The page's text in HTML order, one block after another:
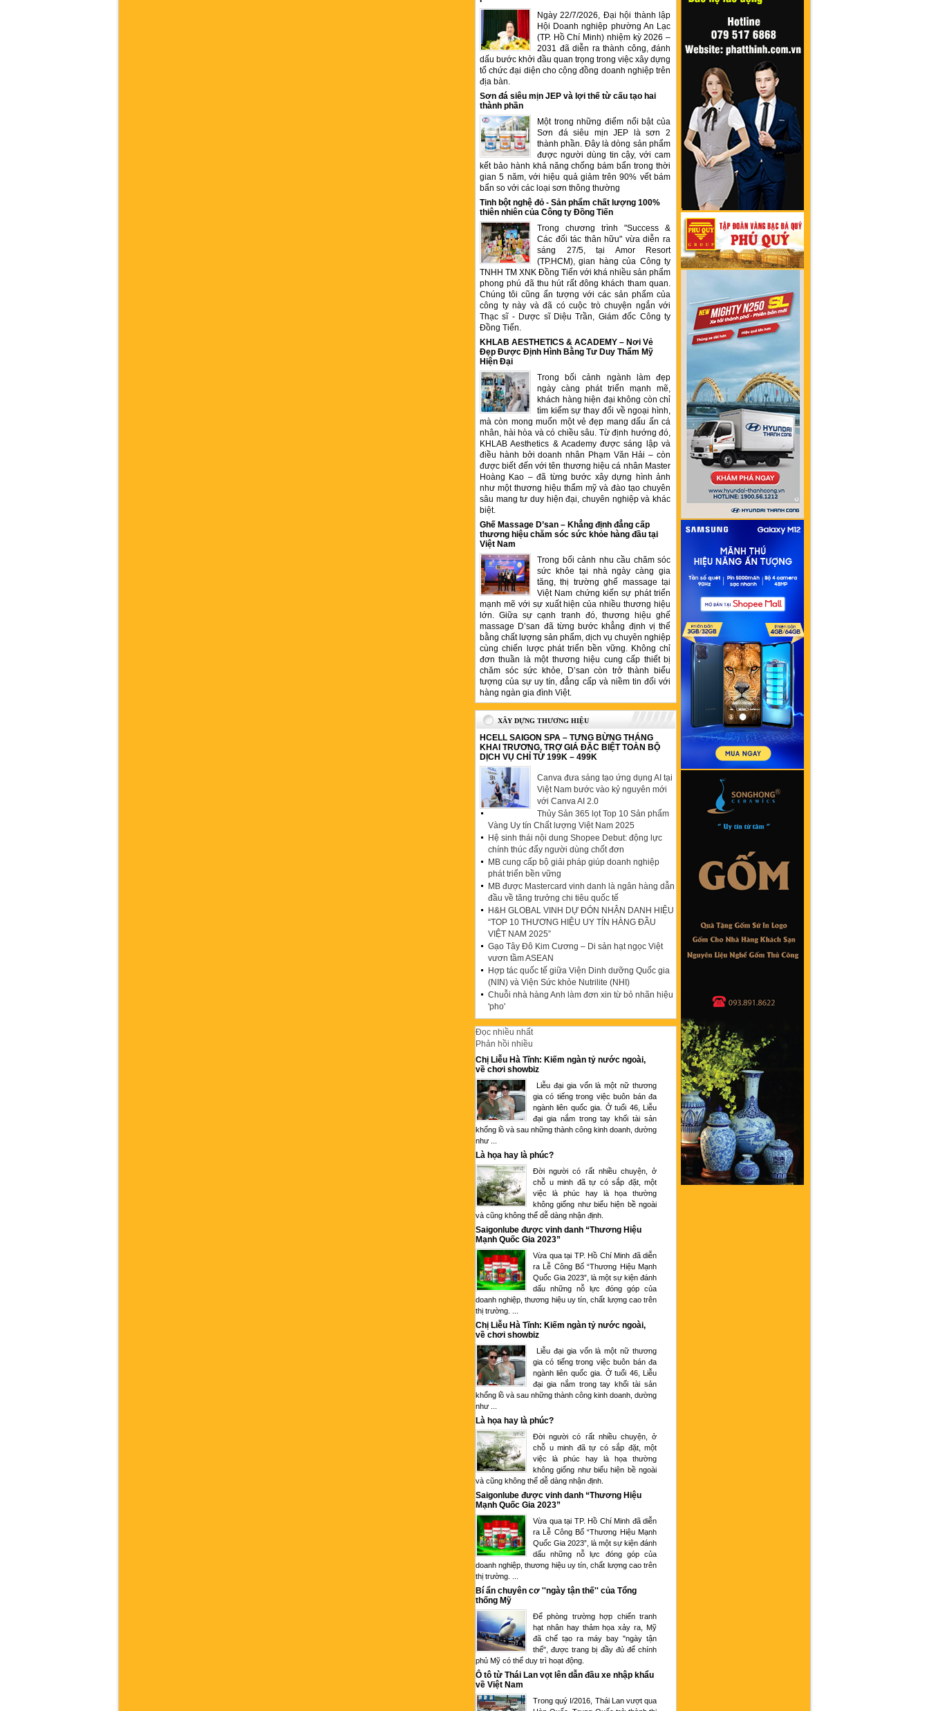
Ngày 22/7/2026, Đại hội thành lập
Hội Doanh nghiệp phường An Lạc
(TP. Hồ Chí Minh) nhiệm kỳ 2026 –
2031 đã diễn ra thành công, đánh
dấu bước khởi đầu quan trọng trong việc xây dựng
tổ chức đại diện cho cộng đồng doanh nghiệp trên
địa bàn.
Sơn đá siêu mịn JEP và lợi thế từ cấu tạo hai
thành phần
Một trong những điểm nổi bật của
Sơn đá siêu mịn JEP là sơn 2
thành phần. Đây là dòng sản phẩm
được người dùng tin cậy, với cam
kết bảo hành khả năng chống bám bẩn trong thời
gian 5 năm, với hiệu quả giảm trên 90% vết bám
bẩn so với các loại sơn thông thường
Tinh bột nghệ đỏ - Sản phẩm chất lượng 100%
thiên nhiên của Công ty Đồng Tiến
Trong chương trình "Success &
Các đối tác thân hữu" vừa diễn ra
sáng 27/5, tại Amor Resort
(TP.HCM), gian hàng của Công ty
TNHH TM XNK Đồng Tiến với khá nhiều sản phẩm
phong phú đã thu hút rất đông khách tham quan.
Chúng tôi cũng ấn tượng với các sản phẩm của
công ty này và đã có cuộc trò chuyện ngắn với
Thạc sĩ - Dược sĩ Diệu Trần, Giám đốc Công ty
Đồng Tiến.
KHLAB AESTHETICS & ACADEMY – Nơi Vẻ
Đẹp Được Định Hình Bằng Tư Duy Thẩm Mỹ
Hiện Đại
Trong bối cảnh ngành làm đẹp
ngày càng phát triển mạnh mẽ,
khách hàng hiện đại không còn chỉ
tìm kiếm sự thay đổi về ngoại hình,
mà còn mong muốn một vẻ đẹp mang dấu ấn cá
nhân, hài hòa và có chiều sâu. Từ định hướng đó,
KHLAB Aesthetics & Academy được sáng lập và
điều hành bởi doanh nhân Phạm Văn Hải – còn
được biết đến với tên thương hiệu cá nhân Master
Hoàng Kao – đã từng bước xây dựng hình ảnh
như một thương hiệu thẩm mỹ và đào tạo chuyên
sâu mang tư duy hiện đại, chuyên nghiệp và khác
biệt.
Ghế Massage D’san – Khẳng định đẳng cấp
thương hiệu chăm sóc sức khỏe hàng đầu tại
Việt Nam
Trong bối cảnh nhu cầu chăm sóc
sức khỏe tại nhà ngày càng gia
tăng, thị trường ghế massage tại
Việt Nam chứng kiến sự phát triển
mạnh mẽ với sự xuất hiện của nhiều thương hiệu
lớn. Giữa sự cạnh tranh đó, thương hiệu ghế
massage D’san đã từng bước khẳng định vị thế
bằng chất lượng sản phẩm, dịch vụ chuyên nghiệp
cùng chiến lược phát triển bền vững. Không chỉ
đơn thuần là một thương hiệu cung cấp thiết bị
chăm sóc sức khỏe, D’san còn trở thành biểu
tượng của sự uy tín, đẳng cấp và niềm tin đối với
hàng ngàn gia đình Việt.
XÂY DỰNG THƯƠNG HIỆU
HCELL SAIGON SPA – TƯNG BỪNG THÁNG
KHAI TRƯƠNG, TRỢ GIÁ ĐẶC BIỆT TOÀN BỘ
DỊCH VỤ CHỈ TỪ 199K – 499K
Canva đưa sáng tạo ứng dụng AI tại
Việt Nam bước vào kỷ nguyên mới
với Canva AI 2.0
Thủy Sản 365 lọt Top 10 Sản phẩm
Vàng Uy tín Chất lượng Việt Nam 2025
Hệ sinh thái nội dung Shopee Debut: động lực
chính thúc đẩy người dùng chốt đơn
MB cung cấp bộ giải pháp giúp doanh nghiệp
phát triển bền vững
MB được Mastercard vinh danh là ngân hàng dẫn
đầu về tăng trưởng chi tiêu quốc tế
H&H GLOBAL VINH DỰ ĐÓN NHẬN DANH HIỆU
“TOP 10 THƯƠNG HIỆU UY TÍN HÀNG ĐẦU
VIỆT NAM 2025”
Gạo Tây Đô Kim Cương – Di sản hạt ngọc Việt
vươn tầm ASEAN
Hợp tác quốc tế giữa Viện Dinh dưỡng Quốc gia
(NIN) và Viện Sức khỏe Nutrilite (NHI)
Chuỗi nhà hàng Anh làm đơn xin từ bỏ nhãn hiệu
'pho'
Đọc nhiều nhất
Phản hồi nhiều
Chị Liễu Hà Tĩnh: Kiếm ngàn tỷ nước ngoài,
về chơi showbiz
Liễu đại gia vốn là một nữ thương
gia có tiếng trong việc buôn bán đa
ngành liên quốc gia. Ở tuổi 46, Liễu
đại gia nắm trong tay khối tài sản
khổng lồ và sau những thành công kinh doanh, dường
như ...
Là họa hay là phúc?
Đời người có rất nhiều chuyện, ở
chỗ u minh đã tự có sắp đặt, một
việc là phúc hay là họa thường
không giống như biểu hiện bề ngoài
và cũng không thể dễ dàng nhận định.
Saigonlube được vinh danh “Thương Hiệu
Mạnh Quốc Gia 2023”
Vừa qua tại TP. Hồ Chí Minh đã diễn
ra Lễ Công Bố “Thương Hiệu Mạnh
Quốc Gia 2023”, là một sự kiện đánh
dấu những nỗ lực đóng góp của
doanh nghiệp, thương hiệu uy tín, chất lượng cao trên
thị trường. ...
Chị Liễu Hà Tĩnh: Kiếm ngàn tỷ nước ngoài,
về chơi showbiz
Liễu đại gia vốn là một nữ thương
gia có tiếng trong việc buôn bán đa
ngành liên quốc gia. Ở tuổi 46, Liễu
đại gia nắm trong tay khối tài sản
khổng lồ và sau những thành công kinh doanh, dường
như ...
Là họa hay là phúc?
Đời người có rất nhiều chuyện, ở
chỗ u minh đã tự có sắp đặt, một
việc là phúc hay là họa thường
không giống như biểu hiện bề ngoài
và cũng không thể dễ dàng nhận định.
Saigonlube được vinh danh “Thương Hiệu
Mạnh Quốc Gia 2023”
Vừa qua tại TP. Hồ Chí Minh đã diễn
ra Lễ Công Bố “Thương Hiệu Mạnh
Quốc Gia 2023”, là một sự kiện đánh
dấu những nỗ lực đóng góp của
doanh nghiệp, thương hiệu uy tín, chất lượng cao trên
thị trường. ...
Bí ẩn chuyên cơ ''ngày tận thế'' của Tổng
thống Mỹ
Để phòng trường hợp chiến tranh
hạt nhân hay thảm họa xảy ra, Mỹ
đã chế tạo ra máy bay "ngày tận
thế", được trang bị đầy đủ để chính
phủ Mỹ có thể duy trì hoạt động.
Ô tô từ Thái Lan vọt lên dẫn đầu xe nhập khẩu
về Việt Nam
Trong quý I/2016, Thái Lan vượt qua